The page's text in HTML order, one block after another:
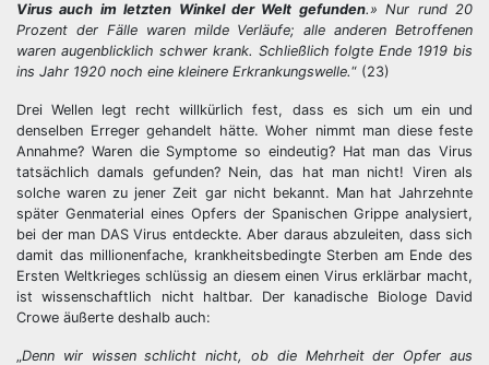
Virus auch im letzten Winkel der Welt gefunden.» Nur rund 20
Prozent der Fälle waren milde Verläufe; alle anderen Betroffenen
waren augenblicklich schwer krank. Schließlich folgte Ende 1919 bis
ins Jahr 1920 noch eine kleinere Erkrankungswelle.“ (23)
Drei Wellen legt recht willkürlich fest, dass es sich um ein und
denselben Erreger gehandelt hätte. Woher nimmt man diese feste
Annahme? Waren die Symptome so eindeutig? Hat man das Virus
tatsächlich damals gefunden? Nein, das hat man nicht! Viren als
solche waren zu jener Zeit gar nicht bekannt. Man hat Jahrzehnte
später Genmaterial eines Opfers der Spanischen Grippe analysiert,
bei der man DAS Virus entdeckte. Aber daraus abzuleiten, dass sich
damit das millionenfache, krankheitsbedingte Sterben am Ende des
Ersten Weltkrieges schlüssig an diesem einen Virus erklärbar macht,
ist wissenschaftlich nicht haltbar. Der kanadische Biologe David
Crowe äußerte deshalb auch:
„Denn wir wissen schlicht nicht, ob die Mehrheit der Opfer aus